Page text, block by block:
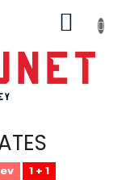
KOŠÍK
1 + 1